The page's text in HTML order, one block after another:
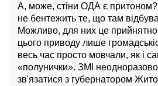
А, може, стіни ОДА є притоном? І
не бентежить те, що там
Можливо, для них це
цього приводу лише
весь час просто мовчали, як і
«полунички». ЗМІ
зв'язатися з губернатором